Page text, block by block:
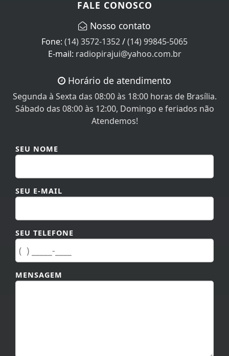
(14) 3572-1352/(14) 99845-5065
E-mail:radiopirajui@yahoo.com.br
Segunda à Sexta das 08:00 às 18:00 horas de Brasília.
Sábado das 08:00 às 12:00, Domingo e feriados não
Atendemos!
SEU E-MAIL
SEU TELEFONE
MENSAGEM